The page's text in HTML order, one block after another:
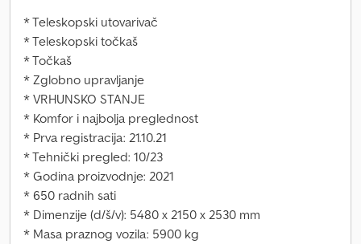
* Teleskopski utovarivač
* Teleskopski točkaš
* Točkaš
* Zglobno upravljanje
* VRHUNSKO STANJE
* Komfor i najbolja preglednost
* Prva registracija: 21.10.21
* Tehnički pregled: 10/23
* Godina proizvodnje: 2021
* 650 radnih sati
* Dimenzije (d/š/v): 5480 x 2150 x 2530 mm
* Masa praznog vozila: 5900 kg